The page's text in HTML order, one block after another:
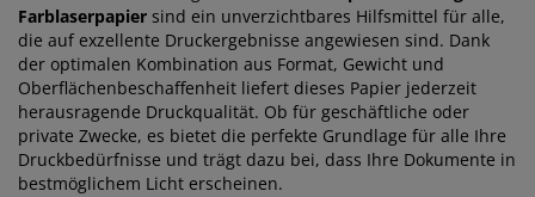
Farblaserpapier sind ein unverzichtbares Hilfsmittel für alle,
die auf exzellente Druckergebnisse angewiesen sind. Dank
der optimalen Kombination aus Format, Gewicht und
Oberflächenbeschaffenheit liefert dieses Papier jederzeit
herausragende Druckqualität. Ob für geschäftliche oder
private Zwecke, es bietet die perfekte Grundlage für alle Ihre
Druckbedürfnisse und trägt dazu bei, dass Ihre Dokumente in
bestmöglichem Licht erscheinen.